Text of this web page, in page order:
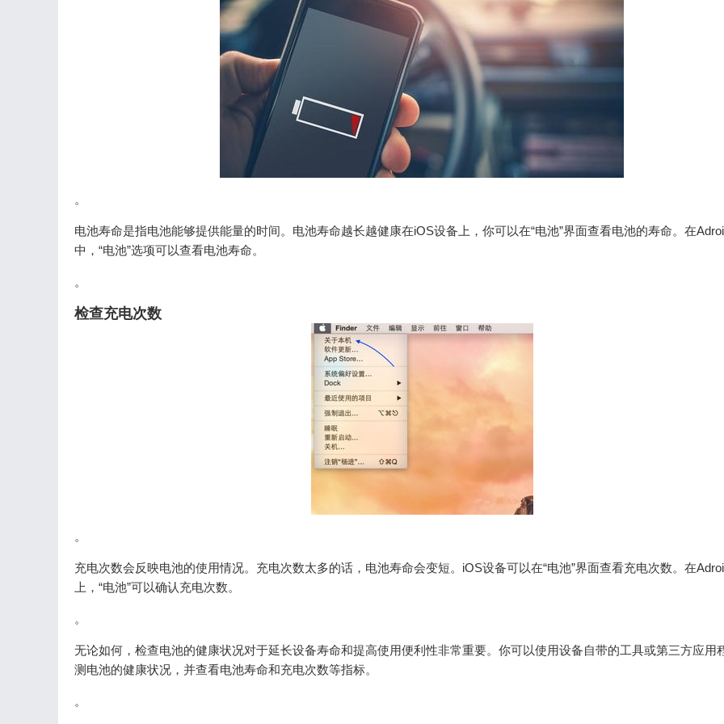
。
电池寿命是指电池能够提供能量的时间。电池寿命越长越健康在iOS设备上，你可以在“电池”界面查看电池的寿命。在
中，“电池”选项可以查看电池寿命。
。
检查充电次数
。
充电次数会反映电池的使用情况。充电次数太多的话，电池寿命会变短。iOS设备可以在“电池”界面查看充电次数。在
上，“电池”可以确认充电次数。
。
无论如何，检查电池的健康状况对于延长设备寿命和提高使用便利性非常重要。你可以使用设备自带的工具或第三方应用
测电池的健康状况，并查看电池寿命和充电次数等指标。
。